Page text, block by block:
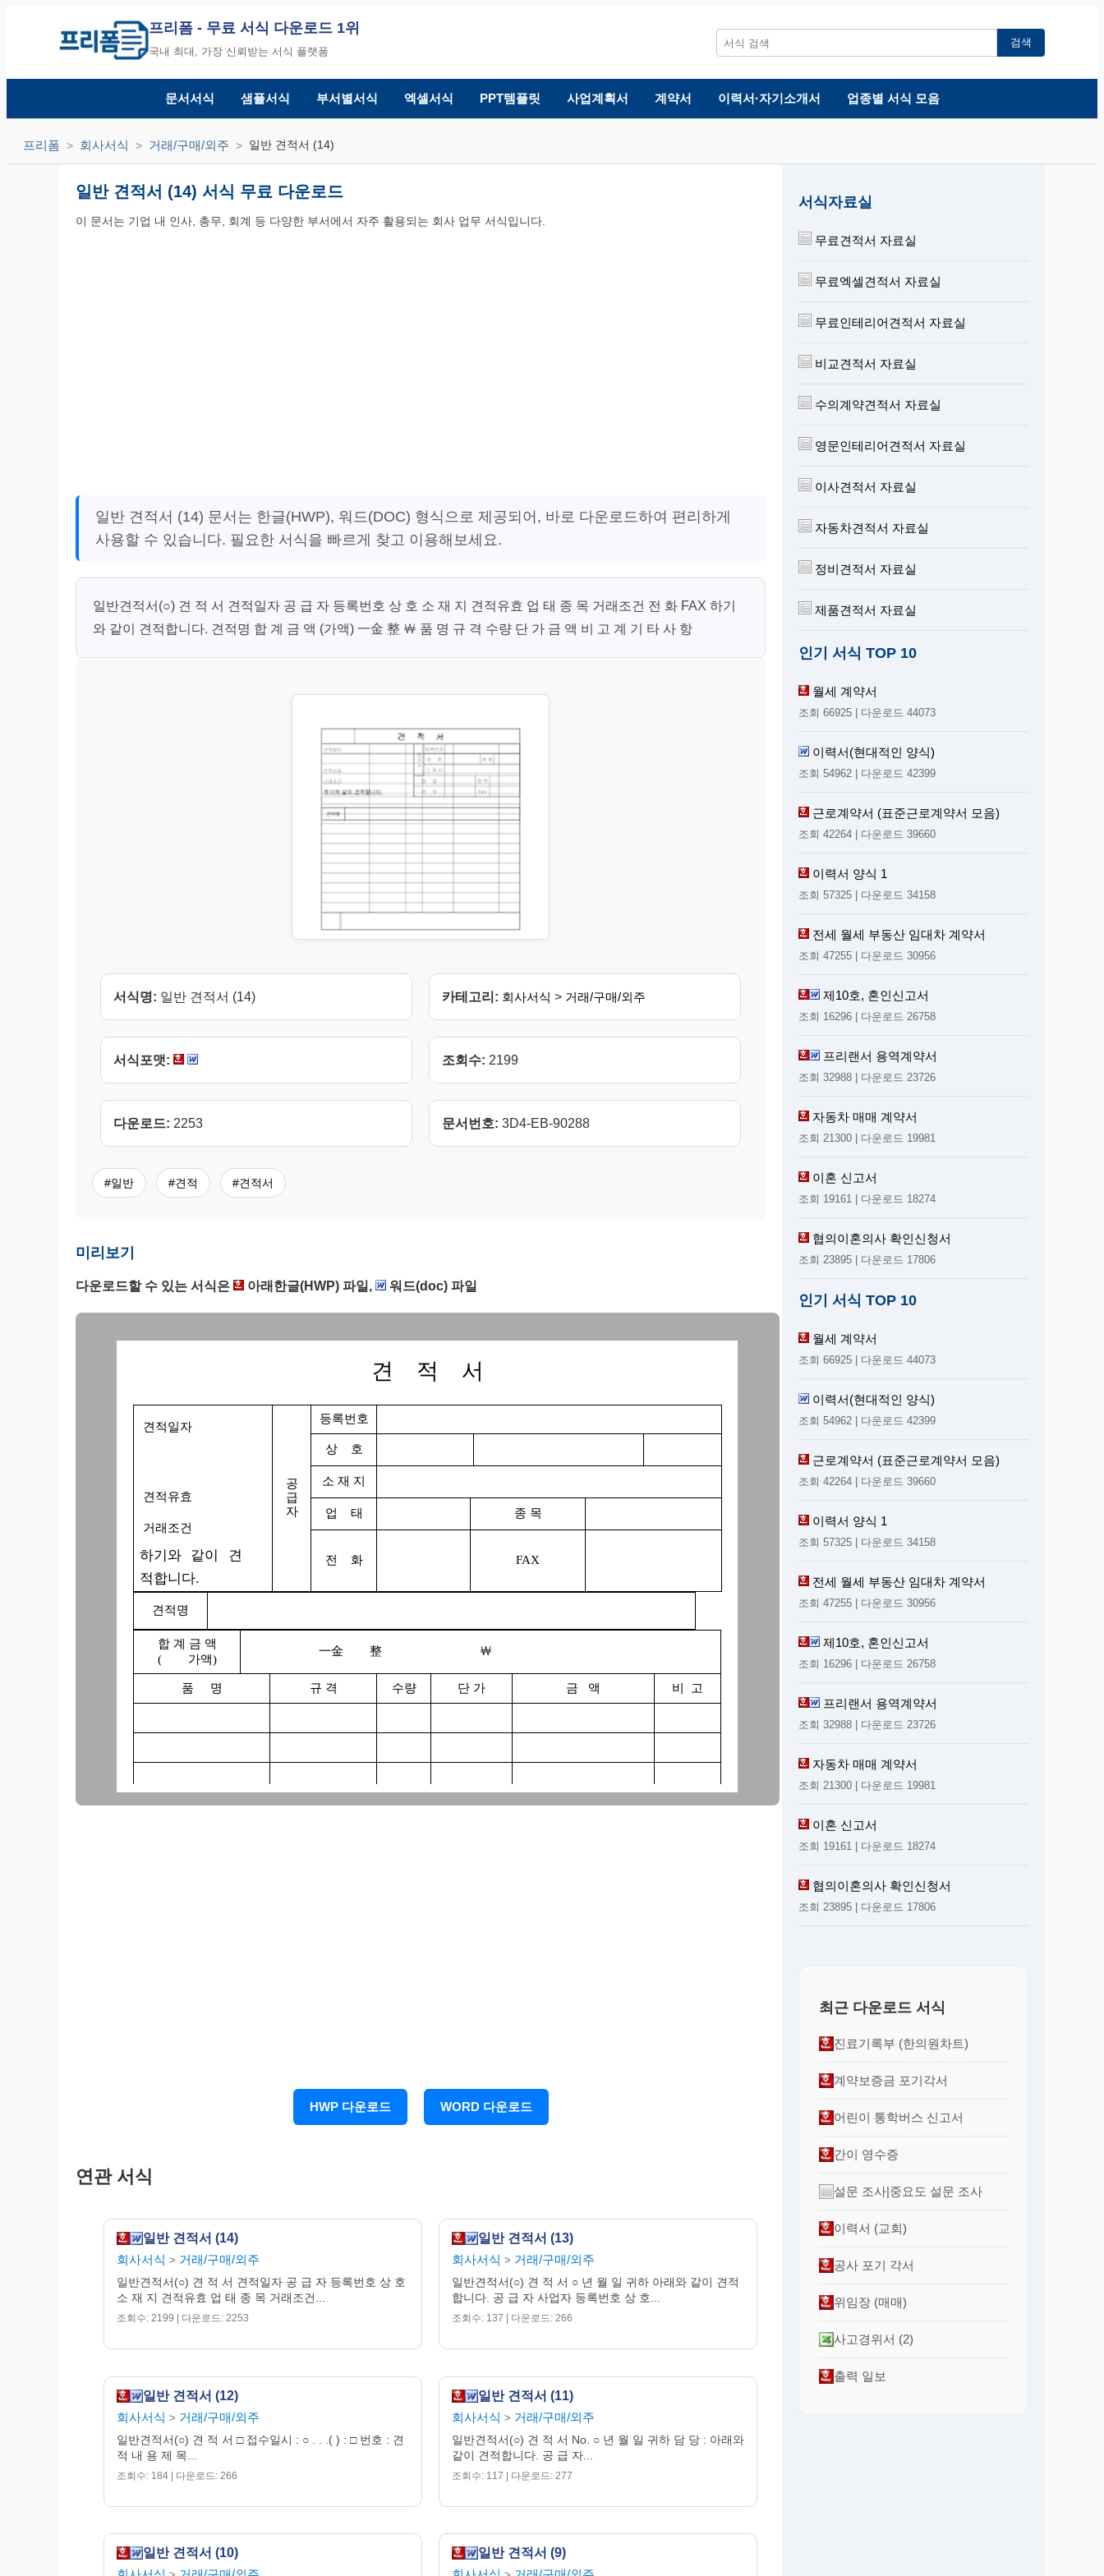
프리폼 - 무료 서식 다운로드 1위
국내 최대, 가장 신뢰받는 서식 플랫폼
검색
문서서식 샘플서식 부서별서식 엑셀서식 PPT템플릿 사업계획서 계약서 이력서·자기소개서 업종별 서식 모음
프리폼 회사서식 거래/구매/외주 일반 견적서 (14)
일반 견적서 (14) 서식 무료 다운로드
이 문서는 기업 내 인사, 총무, 회계 등 다양한 부서에서 자주 활용되는 회사 업무 서식입니다.
일반 견적서 (14) 문서는 한글(HWP), 워드(DOC) 형식으로 제공되어, 바로 다운로드하여 편리하게
사용할 수 있습니다. 필요한 서식을 빠르게 찾고 이용해보세요.
일반견적서(○) 견 적 서 견적일자 공 급 자 등록번호 상 호 소 재 지 견적유효 업 태 종 목 거래조건 전 화 FAX 하기
와 같이 견적합니다. 견적명 합 계 금 액 (가액) 一金 整 ￦ 품 명 규 격 수량 단 가 금 액 비 고 계 기 타 사 항
서식명: 일반 견적서 (14) 카테고리: 회사서식 > 거래/구매/외주
서식포맷: 조회수: 2199
다운로드: 2253 문서번호: 3D4-EB-90288
#일반 #견적 #견적서
미리보기
다운로드할 수 있는 서식은 아래한글(HWP) 파일, 워드(doc) 파일
견 적 서
견적일자
공
급
자
등록번호
상 호
소 재 지
견적유효
업 태
종 목
거래조건
전 화 FAX
하기와 같이 견
적합니다.
견적명
합 계 금 액
(
가액)
一金 整 ￦
품 명 규 격 수량 단 가 금 액 비 고
HWP 다운로드 WORD 다운로드
연관 서식
일반 견적서 (14)
회사서식 > 거래/구매/외주
일반견적서(○) 견 적 서 견적일자 공 급 자 등록번호 상 호
소 재 지 견적유효 업 태 종 목 거래조건...
조회수: 2199 | 다운로드: 2253
일반 견적서 (13)
회사서식 > 거래/구매/외주
일반견적서(○) 견 적 서 ○ 년 월 일 귀하 아래와 같이 견적
합니다. 공 급 자 사업자 등록번호 상 호...
조회수: 137 | 다운로드: 266
일반 견적서 (12)
회사서식 > 거래/구매/외주
일반견적서(○) 견 적 서 □ 접수일시 : ○ . . .( ) : □ 번호 : 견
적 내 용 제 목...
조회수: 184 | 다운로드: 266
일반 견적서 (11)
회사서식 > 거래/구매/외주
일반견적서(○) 견 적 서 No. ○ 년 월 일 귀하 담 당 : 아래와
같이 견적합니다. 공 급 자...
조회수: 117 | 다운로드: 277
일반 견적서 (10)
일반 견적서 (9)
서식자료실
무료견적서 자료실
무료엑셀견적서 자료실
무료인테리어견적서 자료실
비교견적서 자료실
수의계약견적서 자료실
영문인테리어견적서 자료실
이사견적서 자료실
자동차견적서 자료실
정비견적서 자료실
제품견적서 자료실
인기 서식 TOP 10
월세 계약서
조회 66925 | 다운로드 44073
이력서(현대적인 양식)
조회 54962 | 다운로드 42399
근로계약서 (표준근로계약서 모음)
조회 42264 | 다운로드 39660
이력서 양식 1
조회 57325 | 다운로드 34158
전세 월세 부동산 임대차 계약서
조회 47255 | 다운로드 30956
제10호, 혼인신고서
조회 16296 | 다운로드 26758
프리랜서 용역계약서
조회 32988 | 다운로드 23726
자동차 매매 계약서
조회 21300 | 다운로드 19981
이혼 신고서
조회 19161 | 다운로드 18274
협의이혼의사 확인신청서
조회 23895 | 다운로드 17806
인기 서식 TOP 10
월세 계약서
조회 66925 | 다운로드 44073
이력서(현대적인 양식)
조회 54962 | 다운로드 42399
근로계약서 (표준근로계약서 모음)
조회 42264 | 다운로드 39660
이력서 양식 1
조회 57325 | 다운로드 34158
전세 월세 부동산 임대차 계약서
조회 47255 | 다운로드 30956
제10호, 혼인신고서
조회 16296 | 다운로드 26758
프리랜서 용역계약서
조회 32988 | 다운로드 23726
자동차 매매 계약서
조회 21300 | 다운로드 19981
이혼 신고서
조회 19161 | 다운로드 18274
협의이혼의사 확인신청서
조회 23895 | 다운로드 17806
최근 다운로드 서식
진료기록부 (한의원차트)
계약보증금 포기각서
어린이 통학버스 신고서
간이 영수증
설문 조사|중요도 설문 조사
이력서 (교회)
공사 포기 각서
위임장 (매매)
사고경위서 (2)
출력 일보